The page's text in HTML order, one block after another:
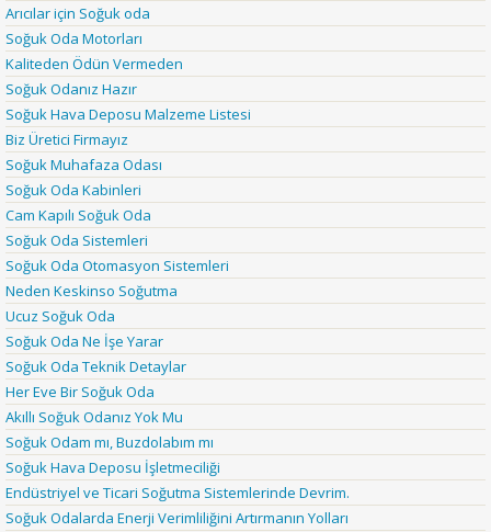
Arıcılar için Soğuk oda
Soğuk Oda Motorları
Kaliteden Ödün Vermeden
Soğuk Odanız Hazır
Soğuk Hava Deposu Malzeme Listesi
Biz Üretici Firmayız
Soğuk Muhafaza Odası
Soğuk Oda Kabinleri
Cam Kapılı Soğuk Oda
Soğuk Oda Sistemleri
Soğuk Oda Otomasyon Sistemleri
Neden Keskinso Soğutma
Ucuz Soğuk Oda
Soğuk Oda Ne İşe Yarar
Soğuk Oda Teknik Detaylar
Her Eve Bir Soğuk Oda
Akıllı Soğuk Odanız Yok Mu
Soğuk Odam mı, Buzdolabım mı
Soğuk Hava Deposu İşletmeciliği
Endüstriyel ve Ticari Soğutma Sistemlerinde Devrim.
Soğuk Odalarda Enerji Verimliliğini Artırmanın Yolları